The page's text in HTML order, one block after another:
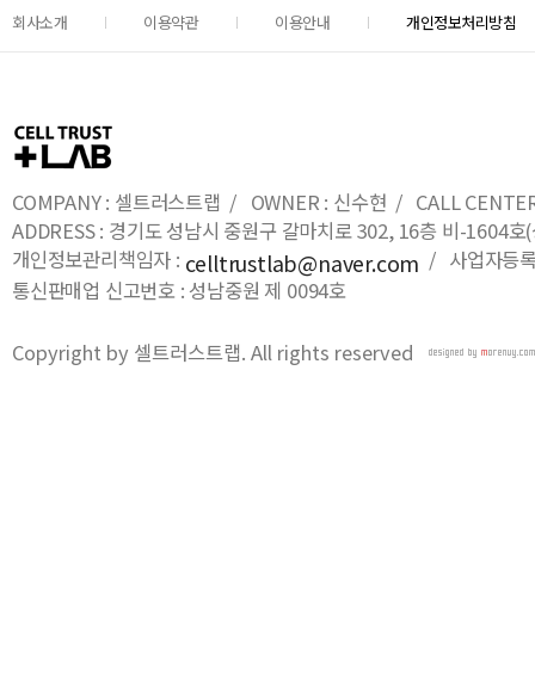
회사소개 이용약관 이용안내 개인정보처리방침
COMPANY : 셀트러스트랩 / OWNER : 신수현 / CALL
ADDRESS : 경기도 성남시 중원구 갈마치로 302, 16층 비-1604
개인정보관리책임자 : celltrustlab@naver.com / 사업자등
통신판매업 신고번호 : 성남중원 제 0094호
Copyright by 셀트러스트랩. All rights reserved